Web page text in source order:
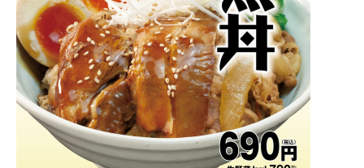
企業ITのトレンドを詳説
経営リーダーのコミュニティ
マーケ×ITの今がよく分かる
ITエンジニア向け専門サイト
企業向けIT製品の総合サイト